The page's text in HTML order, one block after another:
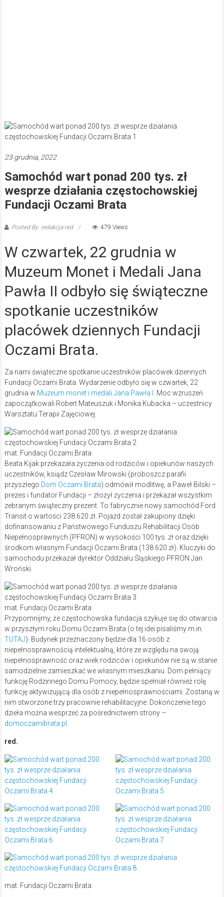
23 grudnia, 2022
Samochód wart ponad 200 tys. zł
wesprze działania częstochowskiej
Fundacji Oczami Brata
Posted By: redakcja red 479 Views
W czwartek, 22 grudnia w
Muzeum Monet i Medali Jana
Pawła II odbyło się świąteczne
spotkanie uczestników
placówek dziennych Fundacji
Oczami Brata.
Za nami świąteczne spotkanie uczestników placówek dziennych
Fundacji Oczami Brata. Wydarzenie odbyło się w czwartek, 22
grudnia w Muzeum monet i medali Jana Pawła I
. Moc wzruszeń
zapoczątkowali Robert Mateuszuk i Monika Kubacka – uczestnicy
Warsztatu Terapii Zajęciowej.
mat. Fundacji Oczami Brata
Beata Kijak przekazała życzenia od rodziców i opiekunów naszych
uczestników, ksiądz Czesław Mirowski (proboszcz parafii
przyszłego Dom Oczami Brata) odmówił modlitwę, a Paweł Bilski –
prezes i fundator Fundacji – złożył życzenia i przekazał wszystkim
zebranym świąteczny prezent. To fabrycznie nowy samochód Ford
Transit o wartości 238 620 zł. Pojazd został zakupiony dzięki
dofinansowaniu z Państwowego Funduszu Rehabilitacji Osób
Niepełnosprawnych (PFRON) w wysokości 100 tys. zł oraz dzięki
środkom własnym Fundacji Oczami Brata (138 620 zł). Kluczyki do
samochodu przekazał dyrektor Oddziału Śląskiego PFRON Jan
Wroński.
mat. Fundacji Oczami Brata
Przypomnijmy, że częstochowska fundacja szykuje się do otwarcia
w przyszłym roku Domu Oczami Brata (o tej idei pisaliśmy m.in.
TUTAJ). Budynek przeznaczony będzie dla 16 osób z
niepełnosprawnością intelektualną, które ze względu na swoją
niepełnosprawność oraz wiek rodziców i opiekunów nie są w stanie
samodzielnie zamieszkać we własnym mieszkaniu. Dom pełniący
funkcję Rodzinnego Domu Pomocy, będzie spełniał również rolę
funkcję aktywizującą dla osób z niepełnosprawnościami. Zostaną w
nim stworzone trzy pracownie rehabilitacyjne. Dokończenie tego
dzieła można wesprzeć za pośrednictwem strony –
domoczamibrata.pl
red.
mat. Fundacji Oczami Brata